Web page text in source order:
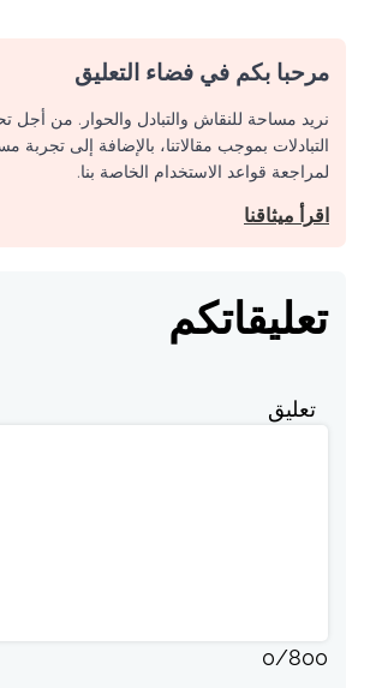
مرحبا بكم في فضاء التعليق
نريد مساحة للنقاش والتبادل والحوار. من أجل
التبادلات بموجب مقالاتنا، بالإضافة إلى تجربة
لمراجعة قواعد الاستخدام الخاصة بنا.
اقرأ ميثاقنا
تعليقاتكم
تعليق
0/800